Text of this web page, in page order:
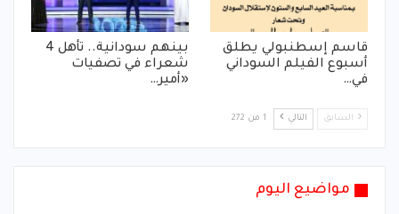
قاسم إسطنبولي يطلق
أسبوع الفيلم السوداني
في…
بينهم سودانية.. تأهل 4
شعراء في تصفيات
«أمير…
السابق التالي 1 من 272
مواضيع اليوم